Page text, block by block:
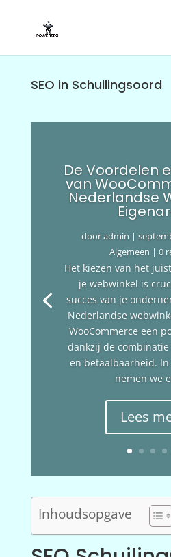
SEO in Schuilingsoord
De Voordelen
van
Nederlandse
dooradmin |
Algemeen | 0
Het kiezen van het
je webwinkel is
succes van je
Nederlandse
WooCommerce een
dankzij de
en betaalbaarheid.
nemen we
Lees
Inhoudsopgave